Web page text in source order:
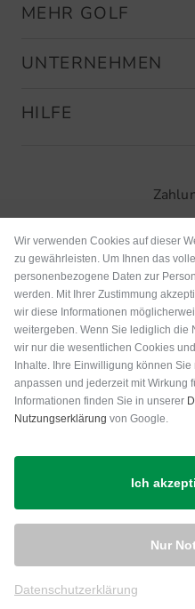
MEHR GOLF
UNTERNEHMEN
HILFE
Wir verwenden Cookies auf dieser
zu gewährleisten. Um Ihnen das
personenbezogene Daten zur
werden. Mit Ihrer Zustimmung
wir diese Informationen
weitergeben. Wenn Sie lediglich die
wir nur die wesentlichen Cookies
Inhalte. Ihre Einwilligung können
anpassen und jederzeit mit Wirkung
Informationen finden Sie in unserer
Nutzungserklärung von Google.
Ich
Nur
Datenschutzerklärung